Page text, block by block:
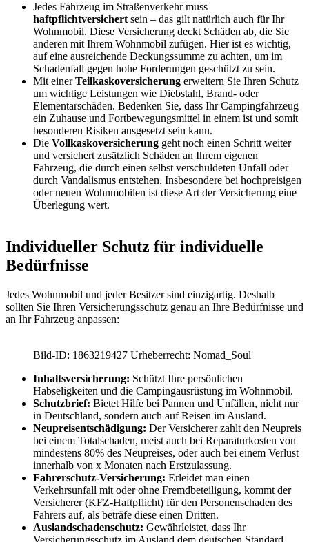
Jedes Fahrzeug im Straßenverkehr muss
haftpflichtversichert sein – das gilt natürlich auch für Ihr
Wohnmobil. Diese Versicherung deckt Schäden ab, die Sie
anderen mit Ihrem Wohnmobil zufügen. Hier ist es wichtig,
auf eine ausreichende Deckungssumme zu achten, um im
Schadenfall gegen hohe Forderungen geschützt zu sein.
Mit einerTeilkaskoversicherung erweitern Sie Ihren Schutz
um wichtige Leistungen wie Diebstahl, Brand- oder
Elementarschäden. Bedenken Sie, dass Ihr Campingfahrzeug
ein Zuhause und Fortbewegungsmittel in einem ist und somit
besonderen Risiken ausgesetzt sein kann.
Die Vollkaskoversicherung geht noch einen Schritt weiter
und versichert zusätzlich Schäden an Ihrem eigenen
Fahrzeug, die durch einen selbst verschuldeten Unfall oder
durch Vandalismus entstehen. Insbesondere bei hochpreisigen
oder neuen Wohnmobilen ist diese Art der Versicherung eine
Überlegung wert.
Individueller Schutz für individuelle
Bedürfnisse
Jedes Wohnmobil und jeder Besitzer sind einzigartig. Deshalb
sollten Sie Ihren Versicherungsschutz genau an Ihre Bedürfnisse und
an Ihr Fahrzeug anpassen:
Bild-ID: 1863219427 Urheberrecht: Nomad_Soul
Inhaltsversicherung: Schützt Ihre persönlichen
Habseligkeiten und die Campingausrüstung im Wohnmobil.
Schutzbrief: Bietet Hilfe bei Pannen und Unfällen, nicht nur
in Deutschland, sondern auch auf Reisen im Ausland.
Neupreisentschädigung: Der Versicherer zahlt den Neupreis
bei einem Totalschaden, meist auch bei Reparaturkosten von
mindestens 80% des Neupreises, oder auch bei einem Verlust
innerhalb von x Monaten nach Erstzulassung.
Fahrerschutz-Versicherung: Erleidet man einen
Verkehrsunfall mit oder ohne Fremdbeteiligung, kommt der
Versicherer (KFZ-Haftpflicht) für den Personenschaden des
Fahrers auf, als beträfe diese einen Dritten.
Auslandschadenschutz: Gewährleistet, dass Ihr
Versicherungsschutz im Ausland dem deutschen Standard